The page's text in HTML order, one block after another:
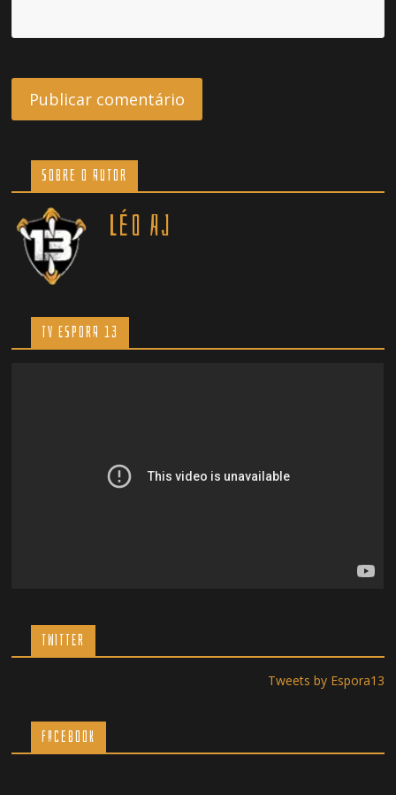
Sobre o Autor
Léo AJ
TV ESPORA 13
TWITTER
Tweets by Espora13
Facebook